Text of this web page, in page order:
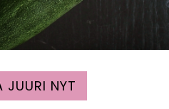
JUURI NYT